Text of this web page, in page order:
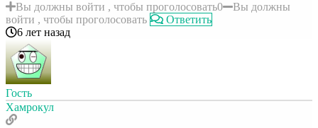
Вы должны войти , чтобы проголосовать0
Вы должны
войти , чтобы проголосовать
Ответить
6 лет назад
Гость
Хамрокул